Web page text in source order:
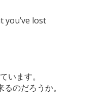
you’ve lost
います。
のだろうか。